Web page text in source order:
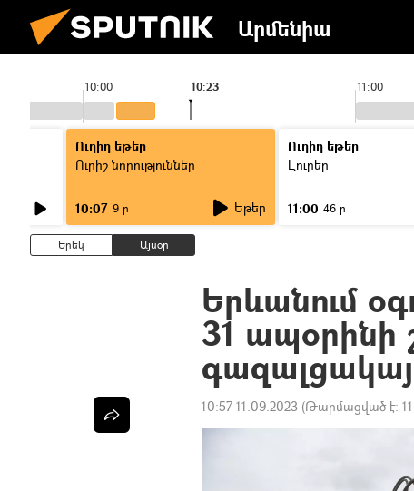
Արմենիա
10:00 11:00
10:23
Ուղիղ եթեր
Ուրիշ նորություններ
10:07 9 ր Եթեր
Ուղիղ եթեր
Լուրեր
11:00 46 ր
Երեկ Այսօր
Երևանում
31 ապօրինի
10:57 11.09.2023 (Թարմացված է: